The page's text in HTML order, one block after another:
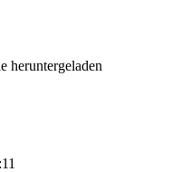
heruntergeladen